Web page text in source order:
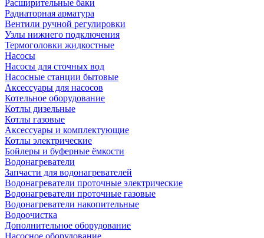
Расширительные баки
Радиаторная арматура
Вентили ручной регулировки
Узлы нижнего подключения
Термоголовки жидкостные
Насосы
Насосы для сточных вод
Насосные станции бытовые
Аксессуары для насосов
Котельное оборудование
Котлы дизельные
Котлы газовые
Аксессуары и комплектующие
Котлы электрические
Бойлеры и буферные ёмкости
Водонагреватели
Запчасти для водонагревателей
Водонагреватели проточные электрические
Водонагреватели проточные газовые
Водонагреватели накопительные
Водоочистка
Дополнительное оборудование
Насосное оборудование